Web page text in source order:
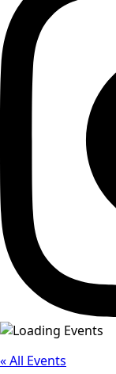
« All Events